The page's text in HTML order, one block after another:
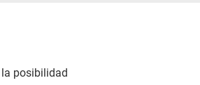
posibilidad